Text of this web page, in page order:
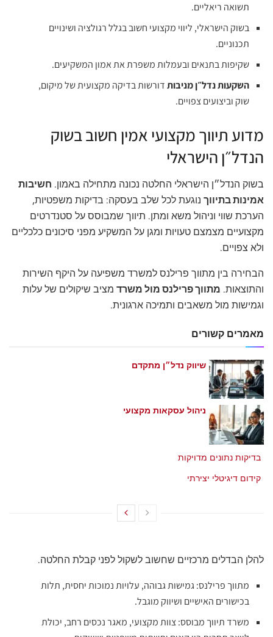
תשואה ריאליים.
בשוק הישראלי, ליווי מקצועי חשוב בגלל רגולציה ושינויים
תכנוניים.
שקיפות בתנאים ובעמלות משפרת את אמון המשקיעים.
השקעות נדל״ן מניבותדורשות בדיקה מקצועית של מיקום,
שוק וביצועים צפויים.
מדוע תיווך מקצועי אמין חשוב בשוק
הנדל״ן הישראלי
בשוק הנדל״ן הישראלי החלטה נכונה מתחילה באמון. חשיבות
אמינות בתיווך נוגעת לכל שלב בעסקה: בדיקות משפטיות,
הערכת שווי וניהול משא ומתן. תיווך שמבוסס על סטנדרטים
מקצועיים מצמצם טעויות ומגן על המשקיע מפני סיכונים כלכליים
ולא צפויים.
הבחירה בין מתווך פרילנס למשרד משפיעה על היקף השירות
והתוצאות. מתווך פרילנס מול משרד מציב שיקולים של עלות
וגמישות מול משאבים ותמיכה ארגונית.
מאמרים קשורים
שיווק נדל״ן מתקדם
ניהול עסקאות מקצועי
בדיקות נתונים מדויקות
קידום דיגיטלי יצירתי
להלן הבדלים מרכזיים שחשוב לשקול לפני קבלת החלטה.
מתווך פרילנס: גמישות גבוהה, עלויות נמוכות יחסית, תלות
בכישורים האישיים ושיווק מוגבל.
משרד תיווך מבוסס: צוות מקצועי, מאגר נכסים רחב, יכולת